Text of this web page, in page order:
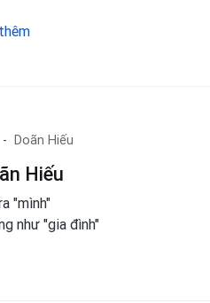
Doãn Hiếu
Hiếu
"mình"
như "gia đình"